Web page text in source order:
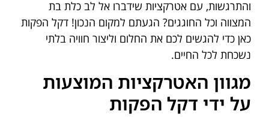
והתרגשות, עם אטרקציות שידברו אל לב כלת בת
המצווה וכל החוגגים? הגעתם למקום הנכון! דקל הפקות
כאן כדי להגשים לכם את החלום וליצור חוויה בלתי
נשכחת לכל החיים.
מגוון האטרקציות המוצעות
על ידי דקל הפקות